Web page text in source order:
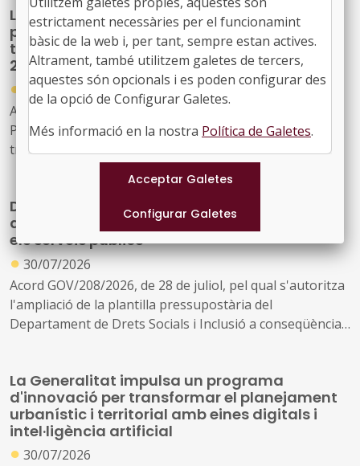
en l'àmbit de l'energia
La Generalitat crea un programa temporal
per impulsar la descarbonització i la
transició cap a una indústria neta fins al
2030
●
30/07/2026
Acord GOV/197/2026, de 28 de juliol, pel qual es crea el
Programa temporal per a la descarbonització i la
transició cap a una indústria neta a Catalunya, horitzó
Drets Socials reforçarà la seva estructura
amb 163 noves places per ampliar i millorar
els serveis públics
●30/07/2026
Acord GOV/208/2026, de 28 de juliol, pel qual s'autoritza
l'ampliació de la plantilla pressupostària del
Departament de Drets Socials i Inclusió a conseqüència
La Generalitat impulsa un programa
d'innovació per transformar el planejament
urbanístic i territorial amb eines digitals i
intel·ligència artificial
● 30/07/2026
estrictament necessàries per el funcionamint
bàsic de la web i, per tant, sempre estan actives.
Altrament, també utilitzem galetes de tercers,
aquestes són opcionals i es poden configurar des
de la opció de Configurar Galetes.
Més informació en la nostra Política de Galetes.